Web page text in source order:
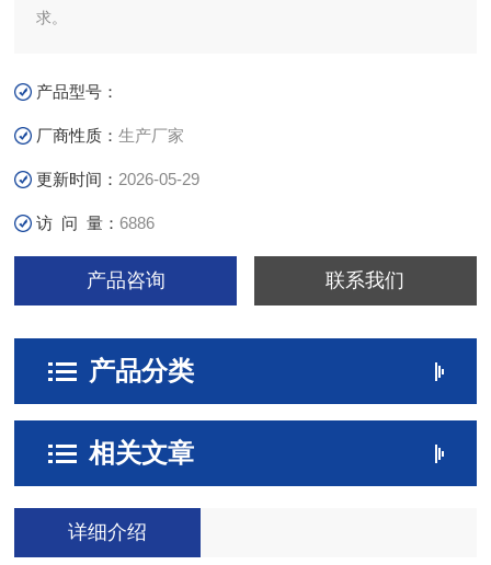
求。
产品型号：
厂商性质：生产厂家
更新时间： 2026-05-29
访 问 量：6886
产品咨询 联系我们
产品分类
相关文章
详细介绍